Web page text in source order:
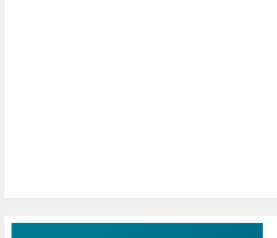
PUERTO DE VALENCIA (1)
RACISMO (1)